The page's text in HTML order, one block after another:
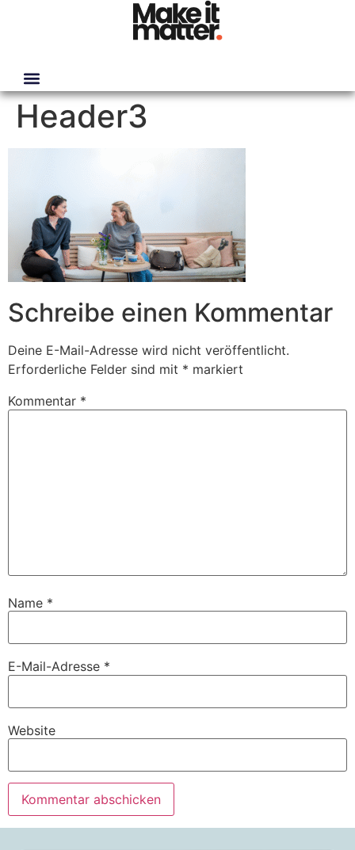
Header3
Schreibe einen Kommentar
Deine E-Mail-Adresse wird nicht veröffentlicht.
Erforderliche Felder sind mit * markiert
Kommentar *
Name *
E-Mail-Adresse *
Website